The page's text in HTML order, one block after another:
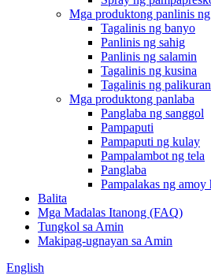
Mga produktong panlinis
Tagalinis ng banyo
Panlinis ng sahig
Panlinis ng salamin
Tagalinis ng kusina
Tagalinis ng palikuran
Mga produktong panlaba
Panglaba ng sanggol
Pampaputi
Pampaputi ng kulay
Pampalambot ng tela
Panglaba
Pampalakas ng amoy
Balita
Mga Madalas Itanong (FAQ)
Tungkol sa Amin
Makipag-ugnayan sa Amin
English